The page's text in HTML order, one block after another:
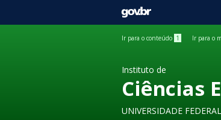
GOVBR
Ir para o conteúdo 1 Ir para o
Instituto de
Ciências
UNIVERSIDADE